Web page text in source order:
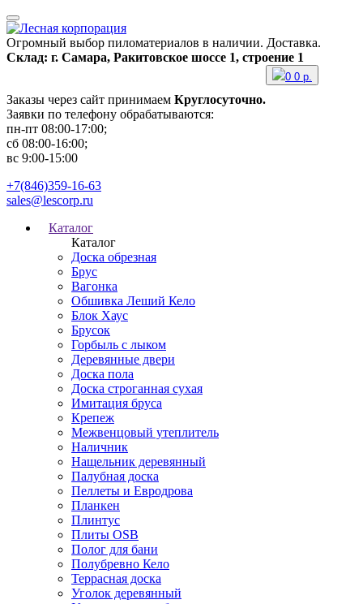
Огромный выбор пиломатериалов в наличии. Доставка.
Склад: г. Самара, Ракитовское шоссе 1, строение 1
Заказы через сайт принимаем Круглосуточно.
Заявки по телефону обрабатываются:
пн-пт 08:00-17:00;
сб 08:00-16:00;
вс 9:00-15:00
0 0 р.
+7(846)359-16-63
sales@lescorp.ru
Каталог
Каталог
Доска обрезная
Брус
Вагонка
Обшивка Леший Кело
Блок Хаус
Брусок
Горбыль с лыком
Деревянные двери
Доска пола
Доска строганная сухая
Имитация бруса
Крепеж
Межвенцовый утеплитель
Наличник
Нащельник деревянный
Палубная доска
Пеллеты и Евродрова
Планкен
Плинтус
Плиты OSB
Полог для бани
Полубревно Кело
Террасная доска
Уголок деревянный